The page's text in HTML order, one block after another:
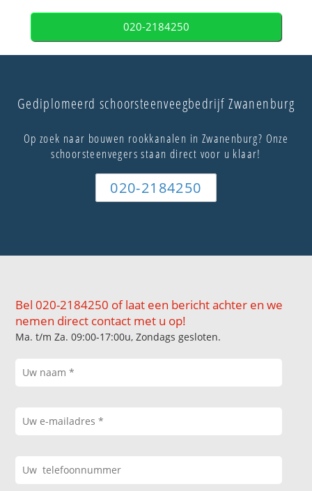
020-2184250
Gediplomeerd schoorsteenveegbedrijf Zwanenburg
Op zoek naar bouwen rookkanalen in Zwanenburg? Onze
schoorsteenvegers staan direct voor u klaar!
020-2184250
Bel 020-2184250 of laat een bericht achter en we
nemen direct contact met u op!
Ma. t/m Za. 09:00-17:00u, Zondags gesloten.